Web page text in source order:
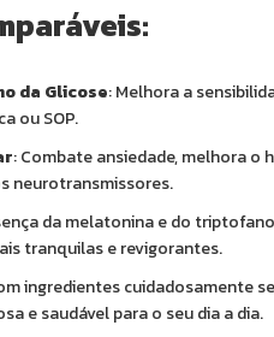
da Glicose: Melhora a
ou SOP.
: Combate ansiedade, melhora
neurotransmissores.
da melatonina e do
tranquilas e revigorantes.
ingredientes cuidadosamente
e saudável para o seu dia a dia.